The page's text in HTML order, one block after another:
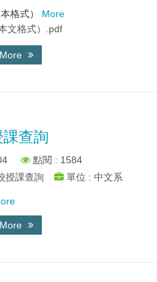
格式） More
文格式）.pdf
查詢
點閱 : 1584
授課查詢
單位 : 中文系